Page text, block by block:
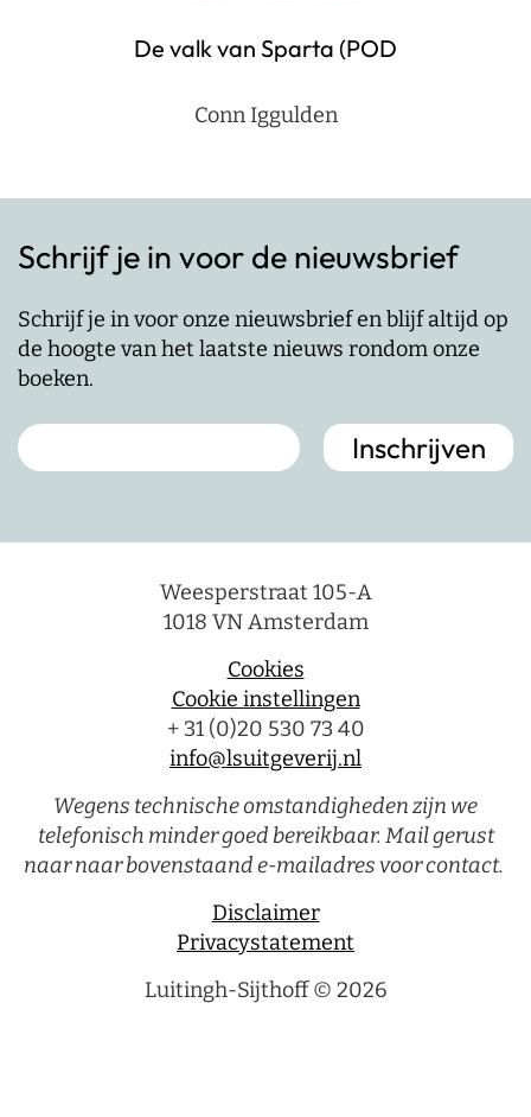
De valk van Sparta (POD
Conn Iggulden
Schrijf je in voor de nieuwsbrief
Schrijf je in voor onze nieuwsbrief en blijf altijd op
de hoogte van het laatste nieuws rondom onze
boeken.
Weesperstraat 105-A
1018 VN Amsterdam
Cookies
Cookie instellingen
+ 31 (0)20 530 73 40
info@lsuitgeverij.nl
Wegens technische omstandigheden zijn we
telefonisch minder goed bereikbaar. Mail gerust
naar naar bovenstaand e-mailadres voor contact.
Disclaimer
Privacystatement
Luitingh-Sijthoff © 2026